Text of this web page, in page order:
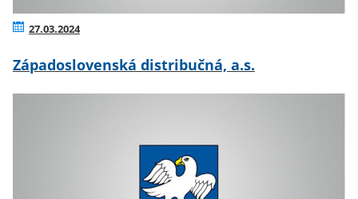
27.03.2024
Západoslovenská distribučná, a.s.